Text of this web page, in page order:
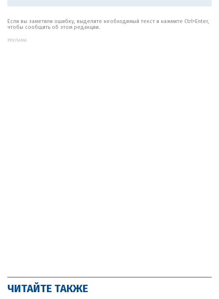
Если вы заметили ошибку, выделите необходимый текст и нажмите Ctrl+Enter,
чтобы сообщить об этом редакции.
РЕКЛАМА:
ЧИТАЙТЕ ТАКЖЕ